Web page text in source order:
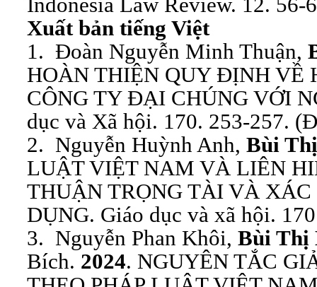
Xuất bản tiếng Việt
1. Đoàn Nguyễn Minh Thuận,
HOÀN THIỆN QUY ĐỊNH VỀ
CÔNG TY ĐẠI CHÚNG VỚI
dục và Xã hội. 170. 253-257.
2. Nguyễn Huỳnh Anh, Bùi
LUẬT VIỆT NAM VÀ LIÊN
THUẬN TRỌNG TÀI VÀ
DỤNG. Giáo dục và xã hội.
3. Nguyễn Phan Khôi, Bùi Thị
Bích. 2024. NGUYÊN TẮC